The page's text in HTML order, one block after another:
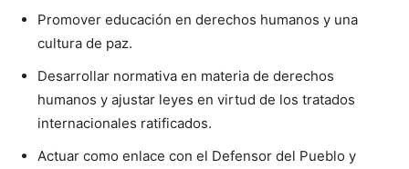
Promover educación en derechos humanos y una
cultura de paz.
Desarrollar normativa en materia de derechos
humanos y ajustar leyes en virtud de los tratados
internacionales ratificados.
Actuar como enlace con el Defensor del Pueblo y